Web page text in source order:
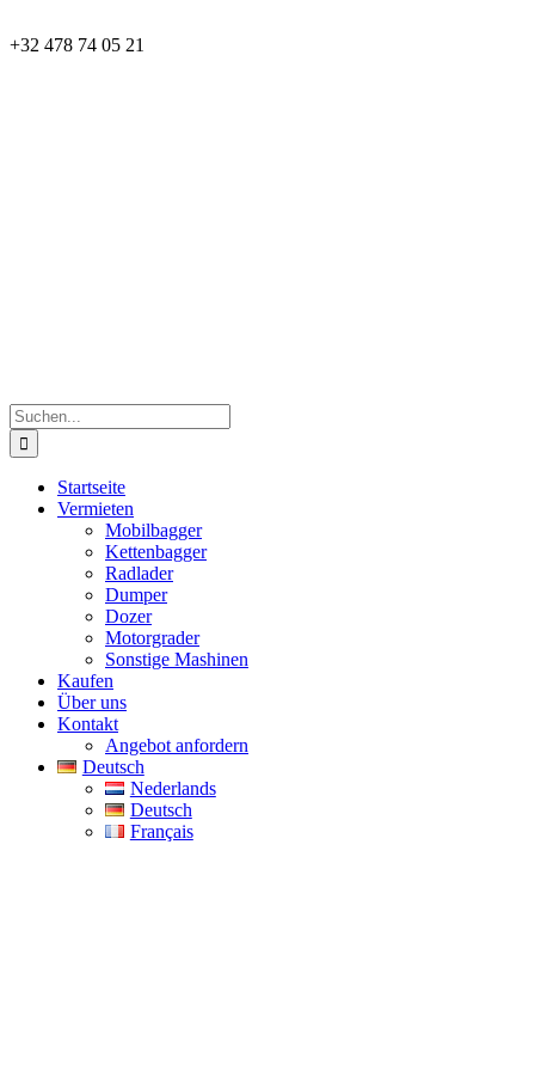
Inhalt
+32 478 74 05 21
Suche
nach:
Startseite
Vermieten
Mobilbagger
Kettenbagger
Radlader
Dumper
Dozer
Motorgrader
Sonstige Mashinen
Kaufen
Über uns
Kontakt
Angebot anfordern
Deutsch
Nederlands
Deutsch
Français